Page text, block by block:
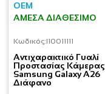
OEM
ΆΜΕΣΑ ΔΙΑΘΈΣΙΜΟ
Κωδικός:I10011111
Aντιχαρακτικό Γυαλί
Προστασίας Κάμερας
Samsung Galaxy A26
Διάφανο